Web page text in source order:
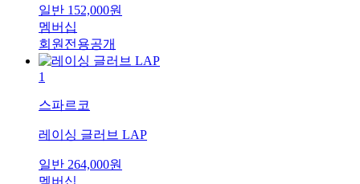
일반 152,000원
멤버십
회원전용공개
1
스파르코
레이싱 글러브 LAP
일반 264,000원
멤버십